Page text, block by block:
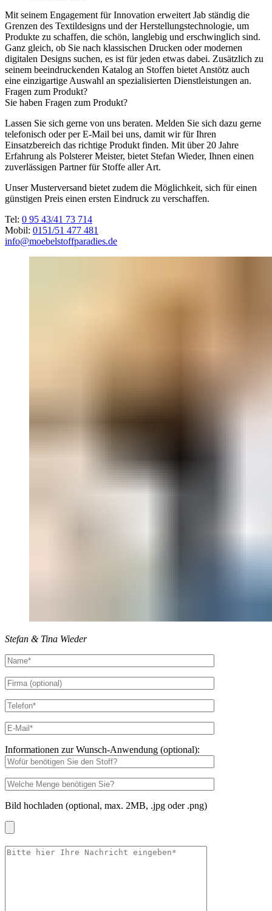
Mit seinem Engagement für Innovation erweitert Jab ständig die
Grenzen des Textildesigns und der Herstellungstechnologie, um
Produkte zu schaffen, die schön, langlebig und erschwinglich sind.
Ganz gleich, ob Sie nach klassischen Drucken oder modernen
digitalen Designs suchen, es ist für jeden etwas dabei. Zusätzlich zu
seinem beeindruckenden Katalog an Stoffen bietet Anstötz auch
eine einzigartige Auswahl an spezialisierten Dienstleistungen an.
Fragen zum Produkt?
Sie haben Fragen zum Produkt?
Lassen Sie sich gerne von uns beraten. Melden Sie sich dazu gerne
telefonisch oder per E-Mail bei uns, damit wir für Ihren
Einsatzbereich das richtige Produkt finden. Mit über 20 Jahre
Erfahrung als Polsterer Meister, bietet Stefan Wieder, Ihnen einen
zuverlässigen Partner für Stoffe aller Art.
Unser Musterversand bietet zudem die Möglichkeit, sich für einen
günstigen Preis einen ersten Eindruck zu verschaffen.
Tel: 0 95 43/41 73 714
Mobil: 0151/51 477 481
info@moebelstoffparadies.de
Stefan & Tina Wieder
Informationen zur Wunsch-Anwendung (optional):
Bild hochladen (optional, max. 2MB, .jpg oder .png)